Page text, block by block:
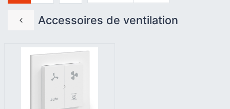
Accessoires de ventilation